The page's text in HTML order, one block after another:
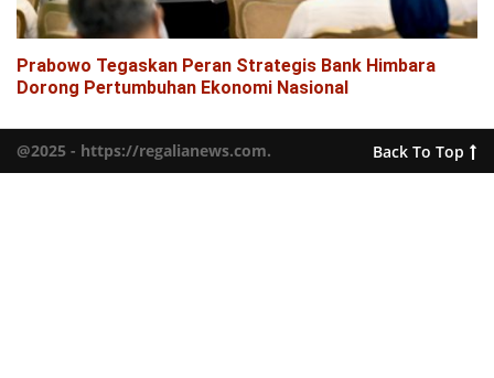
Prabowo Tegaskan Peran Strategis Bank Himbara
Dorong Pertumbuhan Ekonomi Nasional
@2025 - https://regalianews.com. Back To Top